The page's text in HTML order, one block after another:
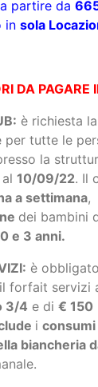
a partire da
in sola
DA PAGARE
è richiesta
per tutte le
la
al 10/09/22. Il
a settimana,
dei bambini
0 e 3 anni.
è
forfait servizi
3/4 e di € 150
i
biancheria